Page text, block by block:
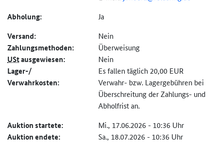
Abholung: Ja
Versand: Nein
Zahlungs­methoden: Überweisung
UStausgewiesen: Nein
Lager-/
Verwahrkosten:
Es fallen täglich 20,00 EUR
Verwahr- bzw. Lagergebühren bei
Überschreitung der Zahlungs- und
Abholfrist an.
Auktion startete: Mi., 17.06.2026 - 10:36 Uhr
Auktion endete: Sa., 18.07.2026 - 10:36 Uhr